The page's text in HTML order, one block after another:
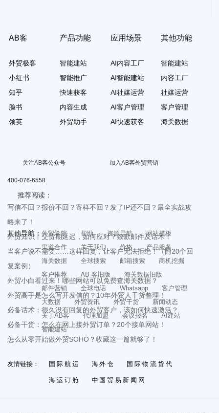
AB客
外贸极客
小红书
知乎
脸书
领英
产品功能
智能建站
智能推广
快速获客
内容生成
外贸助手
应用场景
AI内容工厂
AI智能建站
AI社媒运营
AI客户管理
AI快速获客
其他功能
智能建站
内容工厂
社媒运营
客户管理
海关数据
关注AB客公众号 加入AB客外贸营销
400-076-6558
推荐阅读：
写信不回？报价不回？寄样不回？发了IP还不回？最全实战攻
略来了！
外贸知识丨交货期延迟，如何应对？致歉邮件及话术！
当客户说不需要……这样回复，让客户无法拒绝！（附20个回
复案例）
外贸小白看过来！哪些网站可以免费查海关数据？
外贸高手是怎么写开发信的？10年外贸人干货整理！
必备话术：很久没有回复的外贸客户，该如何快速激活？
必备干货：怎么在网上接外贸订单？20个接单网站！
怎么从零开始做外贸SOHO？收藏这一篇就够了！
其他导航： 外贸学院 帮助 资源导航
网站模板
渠道合作
关于我们 价格
产品服务
海关数据
全球搜索 邮箱搜索
商机挖掘
客户推荐
AB 客旧版
海关数据旧版
邮件营销
全球电话 Whatsapp
客户管理
大数据
外贸资讯 外贸干货
新闻动态
关于AB客
代理加盟 会议报名
AI建站
智能建站
友情链接： 国际航运 海外仓 国际物流货代
海运订舱 中国贸易新闻网